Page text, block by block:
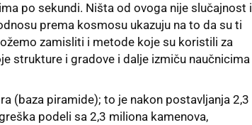
po sekundi. Ništa od ovoga nije slučajnost i
prema kosmosu ukazuju na to da su ti
zamisliti i metode koje su koristili za
strukture i gradove i dalje izmiču naučnicima
(baza piramide); to je nakon postavljanja 2,3
podeli sa 2,3 miliona kamenova,